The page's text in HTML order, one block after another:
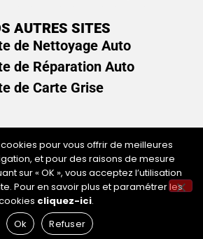
AUTRES SITES
de Nettoyage Auto
de Réparation Auto
de Carte Grise
légales & politique de
pour vous offrir de meilleures
et pour des raisons de mesure
sur « OK », vous acceptez l’utilisation
Pour en savoir plus et paramétrer les
cliquez-ici.
Ok
Refuser